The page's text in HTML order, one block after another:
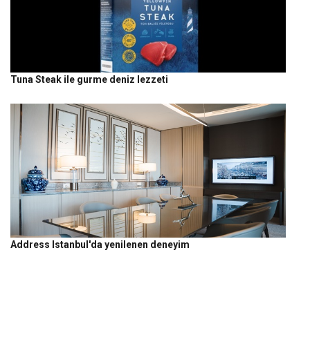
Tuna Steak ile gurme deniz lezzeti
Address Istanbul'da yenilenen deneyim